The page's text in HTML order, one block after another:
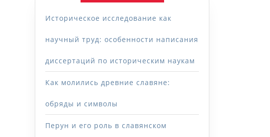
Историческое исследование как
научный труд: особенности написания
диссертаций по историческим наукам
Как молились древние славяне:
обряды и символы
Перун и его роль в славянском